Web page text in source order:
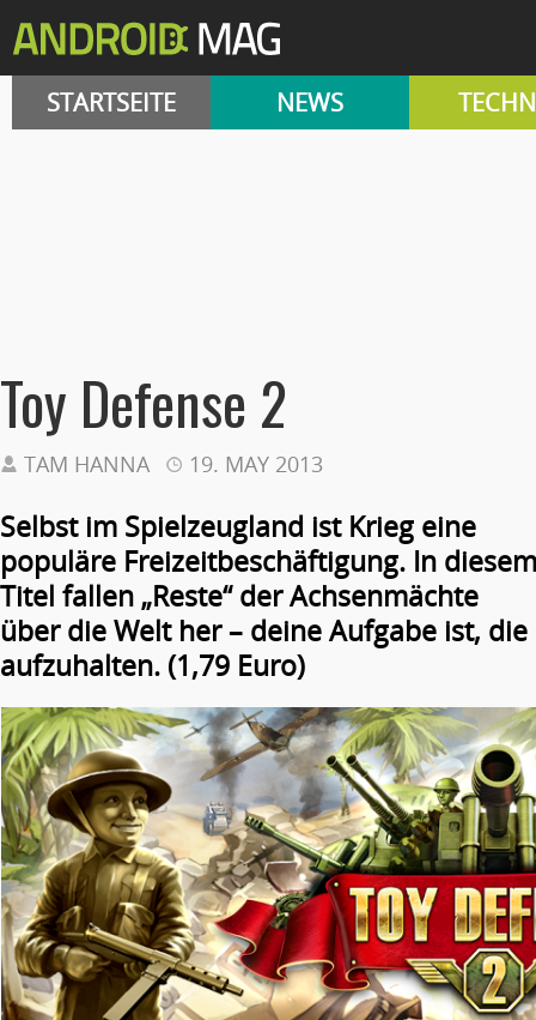
STARTSEITE NEWS
Toy Defense 2
TAM HANNA 19. MAY 2013
Selbst im Spielzeugland ist Krieg eine
populäre Freizeitbeschäftigung. In diesem
Titel fallen „Reste“ der Achsenmächte
über die Welt her – deine Aufgabe ist,
aufzuhalten. (1,79 Euro)